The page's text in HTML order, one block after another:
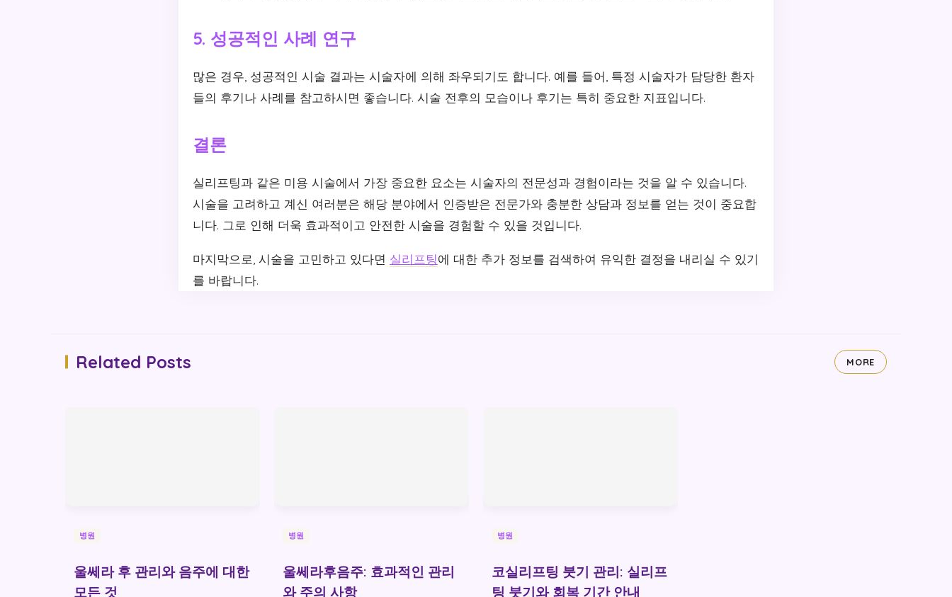
5. 성공적인 사례 연구
많은 경우, 성공적인 시술 결과는 시술자에 의해 좌우되기도 합니다. 예를 들어, 특정 시술자가 담당한 환자
들의 후기나 사례를 참고하시면 좋습니다. 시술 전후의 모습이나 후기는 특히 중요한 지표입니다.
결론
실리프팅과 같은 미용 시술에서 가장 중요한 요소는 시술자의 전문성과 경험이라는 것을 알 수 있습니다.
시술을 고려하고 계신 여러분은 해당 분야에서 인증받은 전문가와 충분한 상담과 정보를 얻는 것이 중요합
니다. 그로 인해 더욱 효과적이고 안전한 시술을 경험할 수 있을 것입니다.
마지막으로, 시술을 고민하고 있다면 실리프팅에 대한 추가 정보를 검색하여 유익한 결정을 내리실 수 있기
를 바랍니다.
Related Posts MORE
병원
울쎄라 후 관리와 음주에 대한
모든 것
병원
울쎄라후음주: 효과적인 관리
와 주의 사항
병원
코실리프팅 붓기 관리: 실리프
팅 붓기와 회복 기간 안내